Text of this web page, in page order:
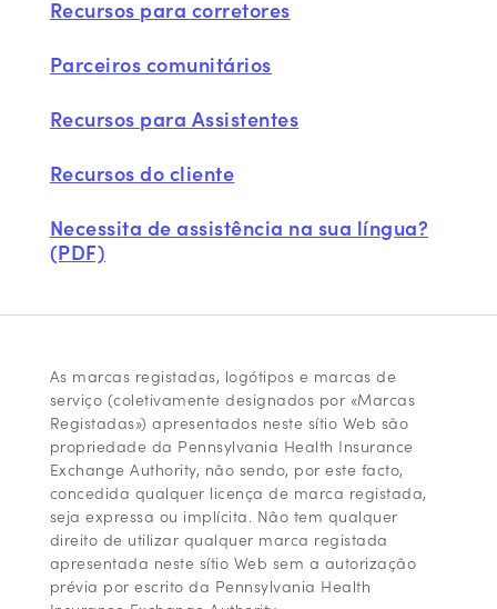
Recursos para corretores
Parceiros comunitários
Recursos para Assistentes
Recursos do cliente
Necessita de assistência na sua língua?
(PDF)
As marcas registadas, logótipos e marcas de
serviço (coletivamente designados por «Marcas
Registadas») apresentados neste sítio Web são
propriedade da Pennsylvania Health Insurance
Exchange Authority, não sendo, por este facto,
concedida qualquer licença de marca registada,
seja expressa ou implícita. Não tem qualquer
direito de utilizar qualquer marca registada
apresentada neste sítio Web sem a autorização
prévia por escrito da Pennsylvania Health